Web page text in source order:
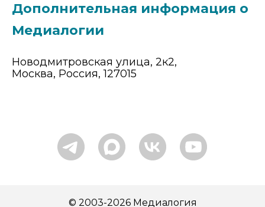
Дополнительная информация о
Медиалогии
Новодмитровская улица, 2к2,
Москва, Россия, 127015
© 2003-2026 Медиалогия